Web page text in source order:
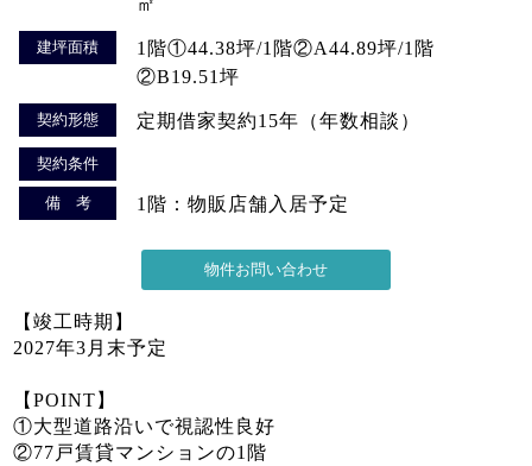
建坪面積
1階①44.38坪/1階②A44.89坪/1階
②B19.51坪
契約形態 定期借家契約15年（年数相談）
契約条件
備 考 1階：物販店舗入居予定
【竣工時期】
2027年3月末予定
【POINT】
①大型道路沿いで視認性良好
②77戸賃貸マンションの1階